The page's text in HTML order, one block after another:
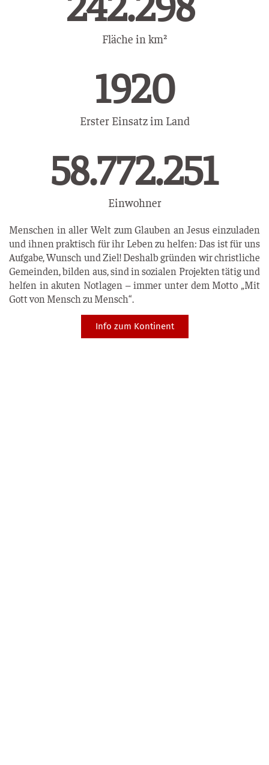
Fläche in km²
Erster Einsatz im Land
1927
Einwohner
86.658.217
Menschen in aller Welt zum Glauben an Jesus einzuladen
und ihnen praktisch für ihr Leben zu helfen: Das ist für uns
Aufgabe, Wunsch und Ziel! Deshalb gründen wir christliche
Gemeinden, bilden aus, sind in sozialen Projekten tätig und
helfen in akuten Notlagen – immer unter dem Motto „Mit
Gott von Mensch zu Mensch“.
Info zum Kontinent